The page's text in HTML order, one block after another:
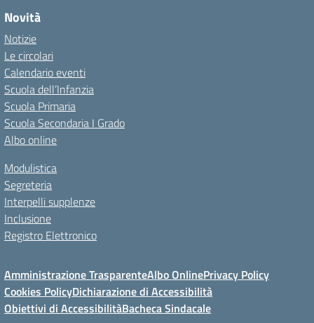
Novità
Notizie
Le circolari
Calendario eventi
Scuola dell’Infanzia
Scuola Primaria
Scuola Secondaria I Grado
Albo online
Modulistica
Segreteria
Interpelli supplenze
Inclusione
Registro Elettronico
Amministrazione TrasparenteAlbo OnlinePrivacy Policy
Cookies PolicyDichiarazione di Accessibilità
Obiettivi di AccessibilitàBacheca Sindacale